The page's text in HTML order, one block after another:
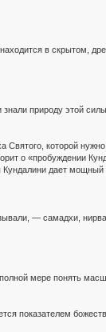
в скрытом,
знали природу этой
которой
о «пробуждении
Кундалини дает
— самадхи,
мере понять
показателем